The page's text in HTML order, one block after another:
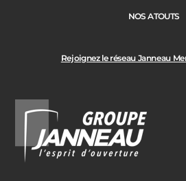
Rejoignez le réseau Janneau
NOS ATOUTS